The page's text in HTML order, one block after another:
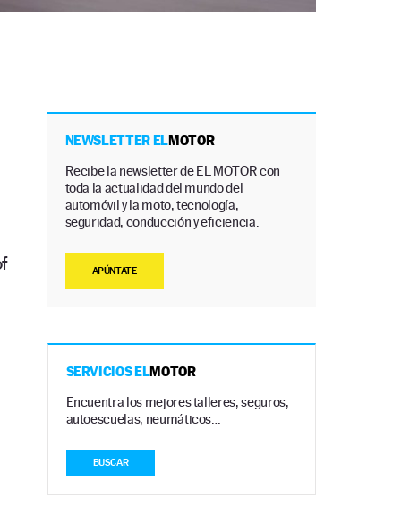
NEWSLETTER ELMOTOR
Recibe la newsletter de EL MOTOR con
toda la actualidad del mundo del
automóvil y la moto, tecnología,
seguridad, conducción y eficiencia.
APÚNTATE
SERVICIOS ELMOTOR
Encuentra los mejores talleres, seguros,
autoescuelas, neumáticos…
BUSCAR